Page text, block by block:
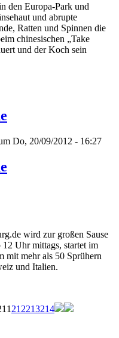
den Europa-Park und
und abrupte
Ratten und Spinnen die
chinesischen „Take
und der Koch sein
Do, 20/09/2012 - 16:27
wird zur großen Sause
12 Uhr mittags, startet im
mit mehr als 50 Sprühern
und Italien.
212213214